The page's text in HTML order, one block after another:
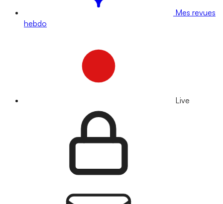
Mes revues
hebdo
Live